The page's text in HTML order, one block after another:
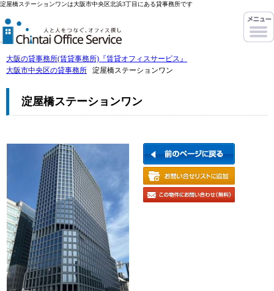
淀屋橋ステーションワンは大阪市中央区北浜3丁目にある貸事務所です
大阪の貸事務所(賃貸事務所)『賃貸オフィスサービス』
大阪市中央区の貸事務所
淀屋橋ステーションワン
淀屋橋ステーションワン